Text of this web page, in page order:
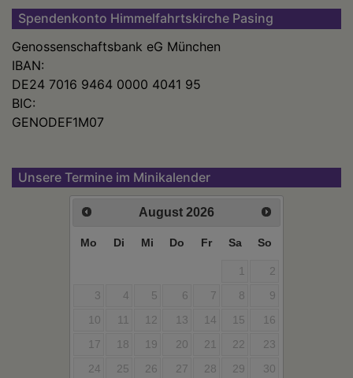
Spendenkonto Himmelfahrtskirche Pasing
Genossenschaftsbank eG München
IBAN:
DE24 7016 9464 0000 4041 95
BIC:
GENODEF1M07
Unsere Termine im Minikalender
August 2026
Mo Di Mi Do Fr Sa So
1
2
3
4 5 6 7 8
9
10
11 12 13 14 15
16
17
18 19 20 21 22
23
24
25 26 27 28 29 30